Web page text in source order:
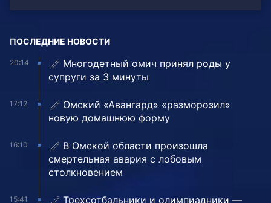
ПОСЛЕДНИЕ НОВОСТИ
20:14
Многодетный омич принял роды у
супруги за 3 минуты
17:12
Омский «Авангард» «разморозил»
новую домашнюю форму
16:10
В Омской области произошла
смертельная авария с лобовым
столкновением
15:41
Трехсотбальники и олимпиадники —